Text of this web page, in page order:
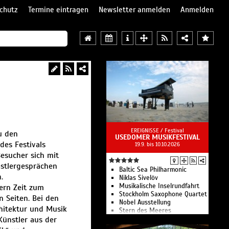
Termine eintragen Newsletter anmelden
Anmelden
den
Festivals
sich mit
Zeit zum
Seiten. Bei den
und Musik
aus der
EREIGNISSE / Festival
USEDOMER MUSIKFESTIVAL
19.9. bis 10.10.2026
Baltic Sea Philharmonic
Niklas Sivelöv
Musikalische Inselrundfahrt
Stockholm Saxophone Quartet
Nobel Ausstellung
Stern des Meeres
Lemon Squeezy